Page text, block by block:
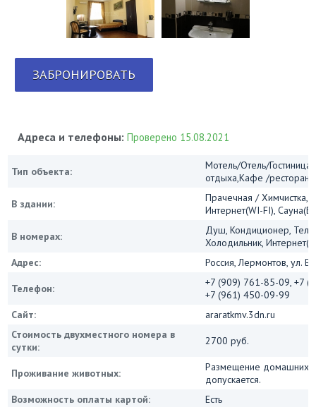
ЗАБРОНИРОВАТЬ
Адреса и телефоны:Проверено 15.08.2021
Тип объекта:
Мотель/Отель/
отдыха,Кафе /рестораны
В здании:
Прачечная / Химчистка,
Интернет(WI-FI),
В номерах:
Душ, Кондиционер,
Холодильник,
Адрес:
Россия, Лермонтов, ул.
Телефон:
+7 (909) 761-85-09, +7
+7 (961) 450-09-99
Сайт:
araratkmv.3dn.ru
Стоимость двухместного номера в
сутки:
2700 руб.
Проживание животных:
Размещение домашних
допускается.
Возможность оплаты картой:
Есть